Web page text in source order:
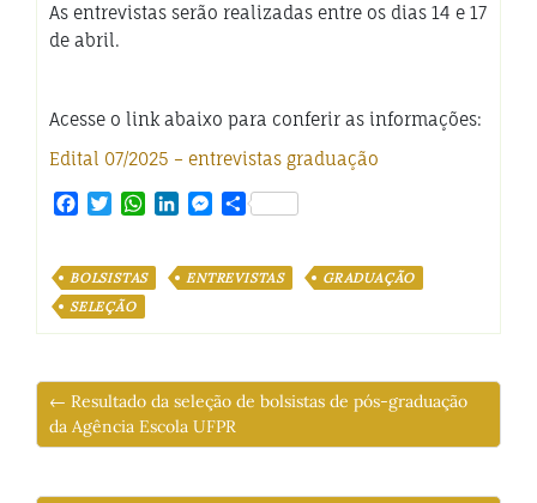
As entrevistas serão realizadas entre os dias 14 e 17
de abril.
Acesse o link abaixo para conferir as informações:
Edital 07/2025 – entrevistas graduação
Facebook
TwitterWhatsApp
LinkedInMessenger
Share
BOLSISTAS ENTREVISTAS
GRADUAÇÃO
SELEÇÃO
← Resultado da seleção de bolsistas de pós-graduação
da Agência Escola UFPR